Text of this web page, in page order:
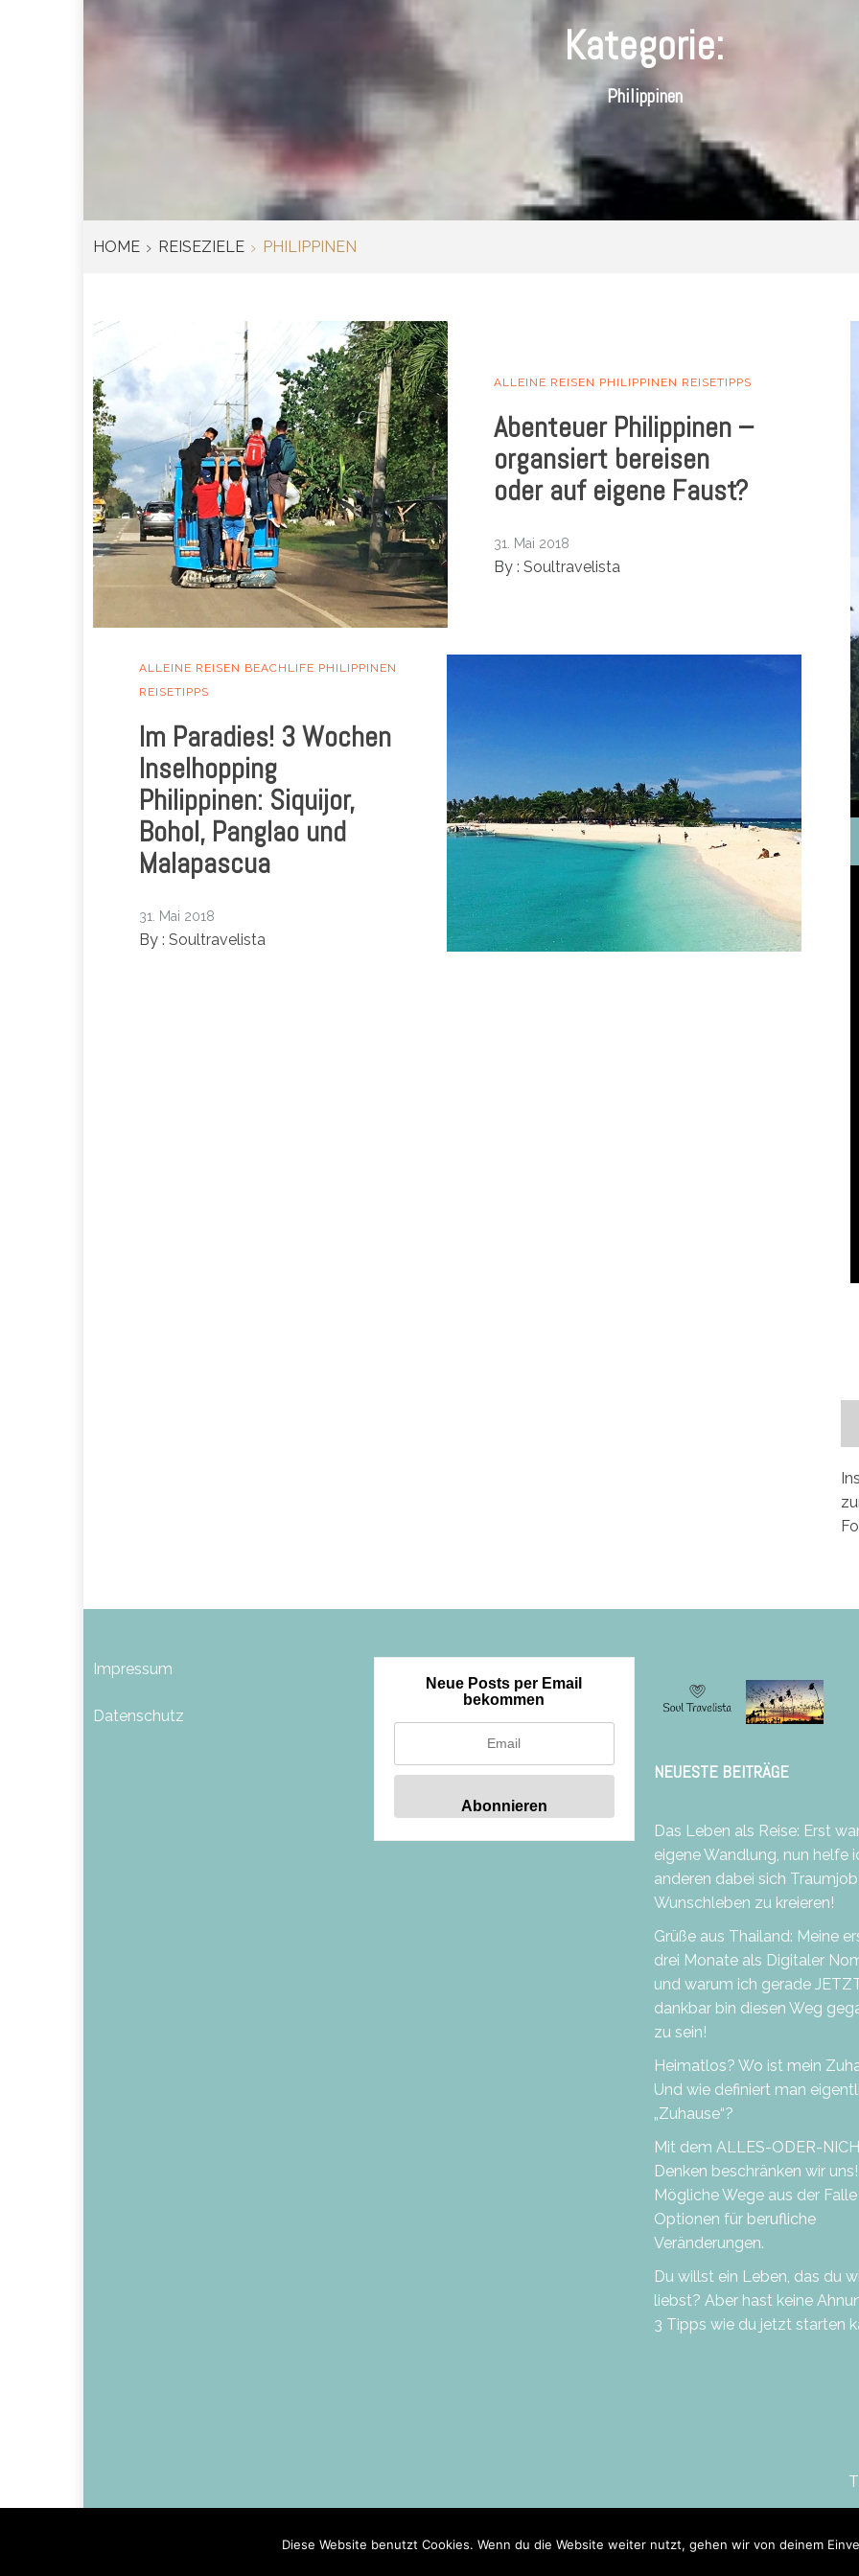
Kategorie:
Philippinen
HOME REISEZIELE PHILIPPINEN
ALLEINE REISEN PHILIPPINEN REISETIPPS
Abenteuer Philippinen –
organsiert bereisen
oder auf eigene Faust?
31. Mai 2018
By : Soultravelista
ALLEINE REISEN BEACHLIFE PHILIPPINEN
REISETIPPS
Im Paradies! 3 Wochen
Inselhopping
Philippinen: Siquijor,
Bohol, Panglao und
Malapascua
31. Mai 2018
By : Soultravelista
Impressum
Datenschutz
Neue Posts per Email
bekommen
NEUESTE BEITRÄGE
Das Leben als Reise: Erst
eigene Wandlung, nun helfe
anderen dabei sich
Wunschleben zu kreieren!
Grüße aus Thailand: Meine
drei Monate als Digitaler
und warum ich gerade
dankbar bin diesen Weg
zu sein!
Heimatlos? Wo ist mein
Und wie definiert man
„Zuhause“?
Mit dem ALLES-ODER-
Denken beschränken wir uns!
Mögliche Wege aus der
Optionen für berufliche
Veränderungen.
Du willst ein Leben, das du
liebst? Aber hast keine
3 Tipps wie du jetzt starten
Something. Gedanken zum Reisen und Leben.
Diese Website benutzt Cookies. Wenn du die Website weiter nutzt, gehen wir von deinem